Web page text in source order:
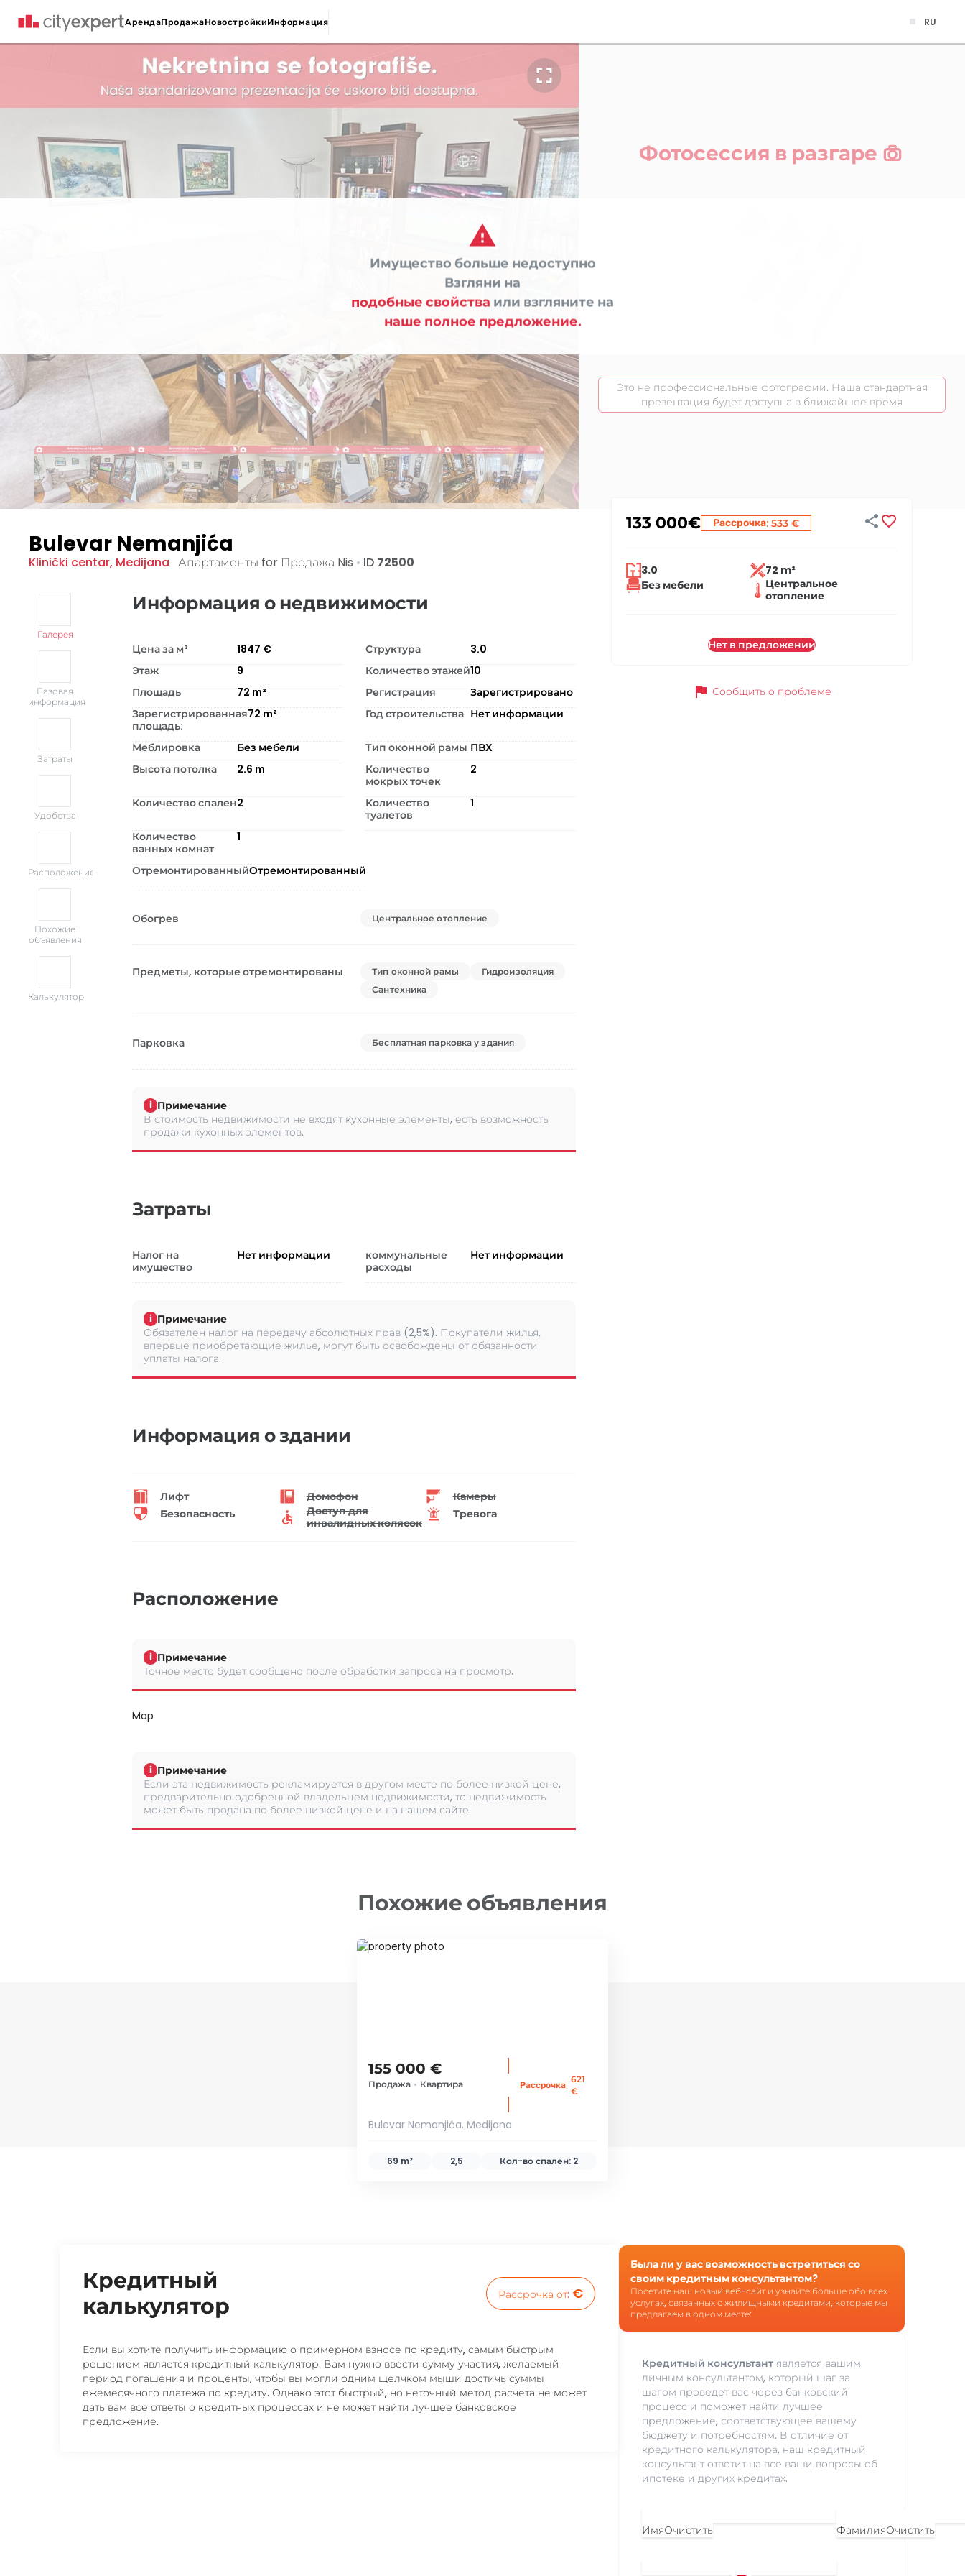
АрендаПродажаНовостройкиИнформация RU


Фотосессия в разгаре
Это не профессиональные фотографии. Наша стандартная
презентация будет доступна в ближайшее время

Имущество больше недоступно
Взгляни на
подобные свойства или взгляните на
наше полное предложение.
Bulevar Nemanjića
Klinički centar, Medijana Апартаменты for Продажа Nis • ID 72500
Галерея
Базовая
информация
Затраты
Удобства
Расположение
Похожие
объявления
Калькулятор
Информация о недвижимости
Цена за м² 1847 € Структура
3.0
Этаж
9 Количество этажей10
Площадь
72 m² Регистрация
Зарегистрировано
Зарегистрированная
площадь:
72 m² Год строительства Нет информации
Меблировка Без мебели Тип оконной рамы ПВХ
Высота потолка
2.6 m
Количество
мокрых точек
2
Количество спален2
Количество
туалетов
1
Количество
ванных комнат
1
ОтремонтированныйОтремонтированный
Обогрев Центральное отопление
Предметы, которые отремонтированы Тип оконной рамы
Гидроизоляция
Сантехника
Парковка Бесплатная парковка у здания
i Примечание
В стоимость недвижимости не входят кухонные элементы, есть возможность
продажи кухонных элементов.
Затраты
Налог на
имущество
Нет информации
коммунальные
расходы
Нет информации
i Примечание
Обязателен налог на передачу абсолютных прав (2,5%). Покупатели жилья,
впервые приобретающие жилье, могут быть освобождены от обязанности
уплаты налога.
Информация о здании
Лифт Домофон
Камеры
Безопасность
Доступ для
инвалидных колясок
Тревога
Расположение
i Примечание
Точное место будет сообщено после обработки запроса на просмотр.
Map
i Примечание
Если эта недвижимость рекламируется в другом месте по более низкой цене,
предварительно одобренной владельцем недвижимости, то недвижимость
может быть продана по более низкой цене и на нашем сайте.
133 000€ Рассрочка: 533 €  
3.0
72 m²
Без мебели
Центральное
отопление
Нет в предложении
flag Сообщить о проблеме
Похожие объявления
ID 51982
155 000 €
Продажа • Квартира Рассрочка: 621
€
Bulevar Nemanjića, Medijana
69 m² 2,5 Кол-во спален: 2
Кредитный
калькулятор
Рассрочка от: €
Если вы хотите получить информацию о примерном взносе по кредиту, самым быстрым
решением является кредитный калькулятор. Вам нужно ввести сумму участия, желаемый
период погашения и проценты, чтобы вы могли одним щелчком мыши достичь суммы
ежемесячного платежа по кредиту. Однако этот быстрый, но неточный метод расчета не может
дать вам все ответы о кредитных процессах и не может найти лучшее банковское
предложение.
Была ли у вас возможность встретиться со
своим кредитным консультантом?
Посетите наш новый веб-сайт и узнайте больше обо всех
услугах, связанных с жилищными кредитами, которые мы
предлагаем в одном месте:
Кредитный консультант является вашим
личным консультантом, который шаг за
шагом проведет вас через банковский
процесс и поможет найти лучшее
предложение, соответствующее вашему
бюджету и потребностям. В отличие от
кредитного калькулятора, наш кредитный
консультант ответит на все ваши вопросы об
ипотеке и других кредитах.
ИмяОчистить ФамилияОчистить